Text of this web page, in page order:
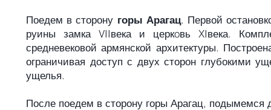
Поедем в сторону горы Арагац. Первой
руины замка VIIвека и церкoвь XIвека.
средневековой армянской архитектуры.
ограничивая доступ с двух сторон глубокими
ущелья.
После поедем в сторону горы Арагац, подымемся